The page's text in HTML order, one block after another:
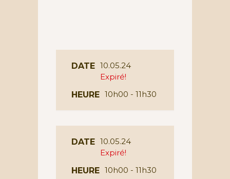
DATE 10.05.24
Expiré!
HEURE 10h00 - 11h30
DATE 10.05.24
Expiré!
HEURE 10h00 - 11h30